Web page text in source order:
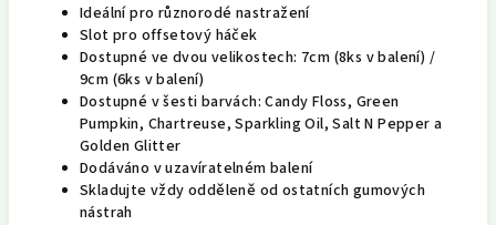
Ideální pro různorodé nastražení
Slot pro offsetový háček
Dostupné ve dvou velikostech: 7cm (8ks v balení) /
9cm (6ks v balení)
Dostupné v šesti barvách: Candy Floss, Green
Pumpkin, Chartreuse, Sparkling Oil, Salt N Pepper a
Golden Glitter
Dodáváno v uzavíratelném balení
Skladujte vždy odděleně od ostatních gumových
nástrah